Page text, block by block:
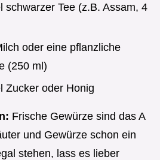
schwarzer Tee (z.B. Assam, 4
oder eine pflanzliche
(250 ml)
Zucker oder Honig
Frische Gewürze sind das A
und Gewürze schon ein
stehen, lass es lieber